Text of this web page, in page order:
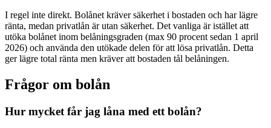
I regel inte direkt. Bolånet kräver säkerhet i bostaden och har lägre
ränta, medan privatlån är utan säkerhet. Det vanliga är istället att
utöka bolånet inom belåningsgraden (max 90 procent sedan 1 april
2026) och använda den utökade delen för att lösa privatlån. Detta
ger lägre total ränta men kräver att bostaden tål belåningen.
Frågor om bolån
Hur mycket får jag låna med ett bolån?